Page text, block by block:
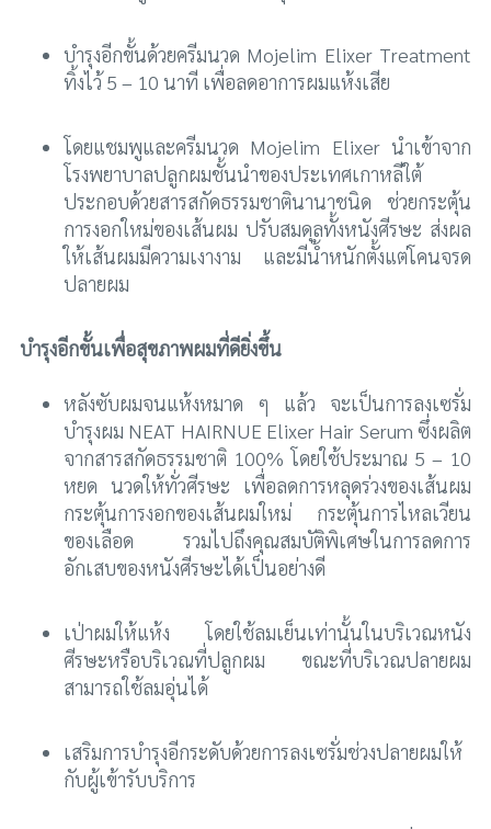
บำรุงอีกขั้นด้วยครีมนวด Mojelim Elixer Treatment
ทิ้งไว้ 5 – 10 นาที เพื่อลดอาการผมแห้งเสีย
โดยแชมพูและครีมนวด Mojelim Elixer นำเข้าจาก
โรงพยาบาลปลูกผมชั้นนำของประเทศเกาหลีใต้
ประกอบด้วยสารสกัดธรรมชาตินานาชนิด ช่วยกระตุ้น
การงอกใหม่ของเส้นผม ปรับสมดุลทั้งหนังศีรษะ ส่งผล
ให้เส้นผมมีความเงางาม และมีน้ำหนักตั้งแต่โคนจรด
ปลายผม
บำรุงอีกขั้นเพื่อสุขภาพผมที่ดียิ่งขึ้น
หลังซับผมจนแห้งหมาด ๆ แล้ว จะเป็นการลงเซรั่ม
บำรุงผม NEAT HAIRNUE Elixer Hair Serum ซึ่งผลิต
จากสารสกัดธรรมชาติ 100% โดยใช้ประมาณ 5 – 10
หยด นวดให้ทั่วศีรษะ เพื่อลดการหลุดร่วงของเส้นผม
กระตุ้นการงอกของเส้นผมใหม่ กระตุ้นการไหลเวียน
ของเลือด รวมไปถึงคุณสมบัติพิเศษในการลดการ
อักเสบของหนังศีรษะได้เป็นอย่างดี
เป่าผมให้แห้ง โดยใช้ลมเย็นเท่านั้นในบริเวณหนัง
ศีรษะหรือบริเวณที่ปลูกผม ขณะที่บริเวณปลายผม
สามารถใช้ลมอุ่นได้
เสริมการบำรุงอีกระดับด้วยการลงเซรั่มช่วงปลายผมให้
กับผู้เข้ารับบริการ